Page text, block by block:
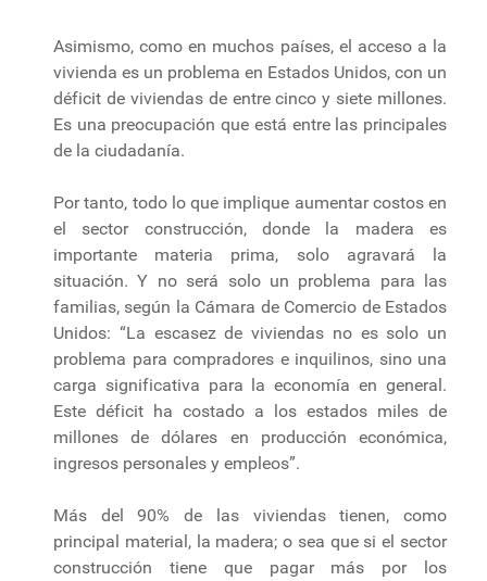
Asimismo, como en muchos países, el acceso a la
vivienda es un problema en Estados Unidos, con un
déficit de viviendas de entre cinco y siete millones.
Es una preocupación que está entre las principales
de la ciudadanía.
Por tanto, todo lo que implique aumentar costos en
el sector construcción, donde la madera es
importante materia prima, solo agravará la
situación. Y no será solo un problema para las
familias, según la Cámara de Comercio de Estados
Unidos: “La escasez de viviendas no es solo un
problema para compradores e inquilinos, sino una
carga significativa para la economía en general.
Este déficit ha costado a los estados miles de
millones de dólares en producción económica,
ingresos personales y empleos”.
Más del 90% de las viviendas tienen, como
principal material, la madera; o sea que si el sector
construcción tiene que pagar más por los